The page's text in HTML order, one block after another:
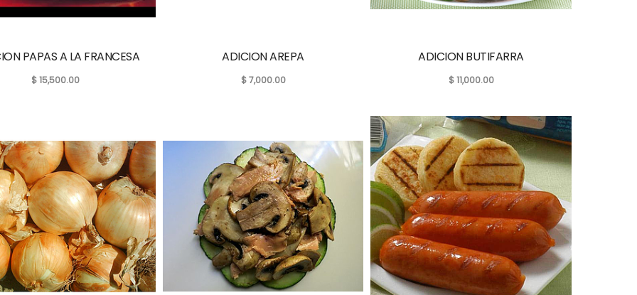
PAPAS A LA FRANCESA
$15,500.00
ADICION AREPA
$7,000.00
ADICION BUTIFARRA
$11,000.00